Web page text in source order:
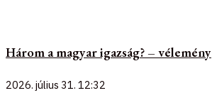
Három a magyar igazság? – vélemény
2026. július 31. 12:32